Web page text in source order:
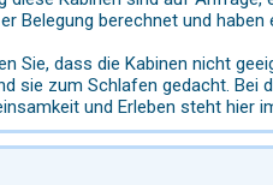
Belegung berechnet und
Sie, dass die Kabinen nicht
sie zum Schlafen gedacht. Bei
und Erleben steht hier